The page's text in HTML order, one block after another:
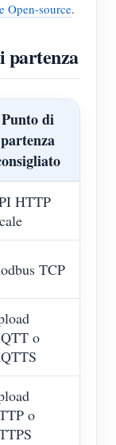
Open-source.
partenza
Punto di
partenza
HTTP
TCP
o
o